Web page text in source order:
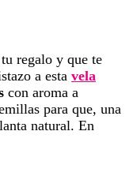
regalo y que te
a esta vela
con aroma a
para que, una
natural. En